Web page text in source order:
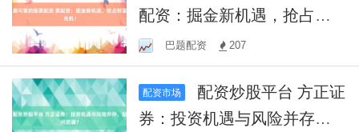
配资：掘金新机遇，抢占财
富先机！
巴题配资 207
配资市场
券：投资机遇与风险并存，